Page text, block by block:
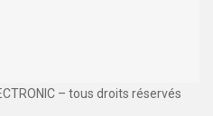
– tous droits réservés